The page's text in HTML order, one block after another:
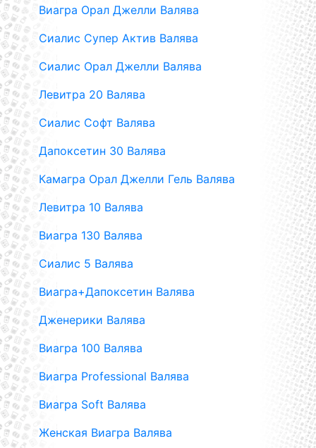
Виагра Орал Джелли Валява
Сиалис Супер Актив Валява
Сиалис Орал Джелли Валява
Левитра 20 Валява
Сиалис Софт Валява
Дапоксетин 30 Валява
Камагра Орал Джелли Гель Валява
Левитра 10 Валява
Виагра 130 Валява
Сиалис 5 Валява
Виагра+Дапоксетин Валява
Дженерики Валява
Виагра 100 Валява
Виагра Professional Валява
Виагра Soft Валява
Женская Виагра Валява